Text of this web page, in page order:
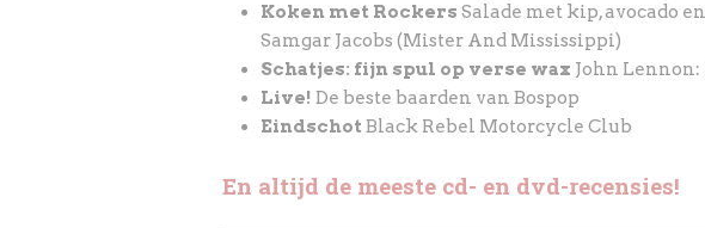
Koken met Rockers Salade met kip, avocado
Samgar Jacobs (Mister And Mississippi)
Schatjes: fijn spul op verse wax John Lennon:
Live! De beste baarden van Bospop
Eindschot Black Rebel Motorcycle Club
En altijd de meeste cd- en dvd-recensies!